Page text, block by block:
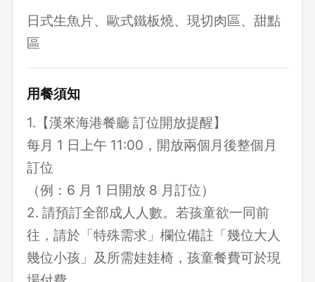
日式生魚片、歐式鐵板燒、現切肉區、甜點
區
用餐須知
1.【漢來海港餐廳 訂位開放提醒】
每月 1 日上午 11:00，開放兩個月後整個月
訂位
（例：6 月 1 日開放 8 月訂位）
2. 請預訂全部成人人數。若孩童欲一同前
往，請於「特殊需求」欄位備註「幾位大人
幾位小孩」及所需娃娃椅，孩童餐費可於現